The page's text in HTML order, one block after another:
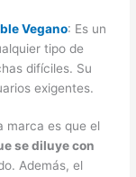
Vegano: Es un
tipo de
difíciles. Su
exigentes.
marca es que el
se diluye con
Además, el